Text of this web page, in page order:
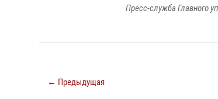
Пресс-служба Главного
← Предыдущая